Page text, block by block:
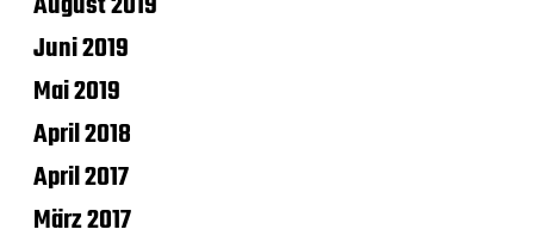
Juni 2019
Mai 2019
April 2018
April 2017
März 2017